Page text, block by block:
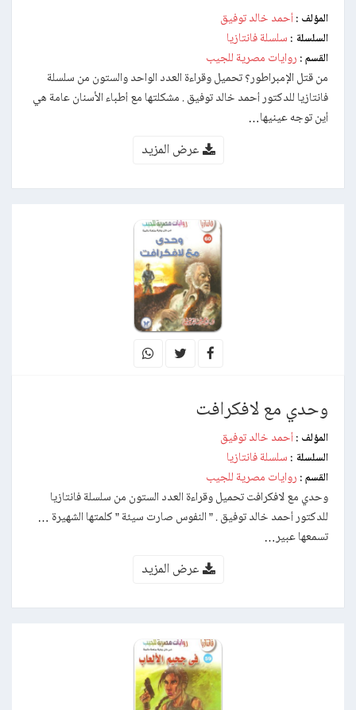
المؤلف : أحمد خالد توفيق
السلسلة : سلسلة فانتازيا
القسم : روايات مصرية للجيب
من قتل الإمبراطور؟ تحميل وقراءة العدد الواحد والستون من سلسلة
فانتازيا للدكتور أحمد خالد توفيق . مشكلتها مع أطباء الأسنان عامة هي
أين توجه عينيها…
عرض المزيد
وحدي مع لافكرافت
المؤلف : أحمد خالد توفيق
السلسلة : سلسلة فانتازيا
القسم : روايات مصرية للجيب
وحدي مع لافكرافت تحميل وقراءة العدد الستون من سلسلة فانتازيا
للدكتور أحمد خالد توفيق . ” النفوس صارت سيئة ” كلمتها الشهيرة …
تسمعها عبير…
عرض المزيد